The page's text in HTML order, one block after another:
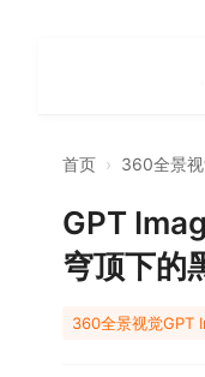
首页 › 360全景
GPT
穹顶下的
360全景视觉GPT